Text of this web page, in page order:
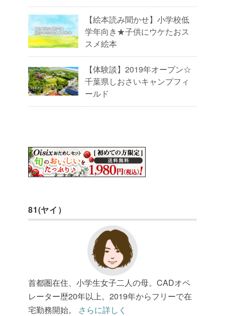
【絵本読み聞かせ】小学校低
学年向き★子供にウケたおス
スメ絵本
【体験談】2019年オープン☆
千葉県しおさいキャンプフィ
ールド
81(ヤイ）
首都圏在住、小学生女子二人の母。CADオペ
レーター歴20年以上。2019年からフリーで在
宅勤務開始。 さらに詳しく